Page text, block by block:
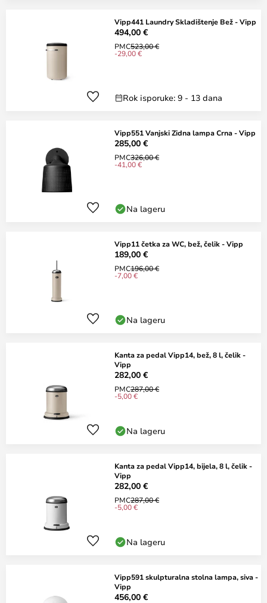
Vipp441 Laundry Skladištenje Bež - Vipp
494,00 €
PMC523,00 €
-29,00 €
Rok isporuke: 9 - 13 dana
Vipp551 Vanjski Zidna lampa Crna - Vipp
285,00 €
PMC326,00 €
-41,00 €
Na lageru
Vipp11 četka za WC, bež, čelik - Vipp
189,00 €
PMC196,00 €
-7,00 €
Na lageru
Kanta za pedal Vipp14, bež, 8 l, čelik -
Vipp
282,00 €
PMC287,00 €
-5,00 €
Na lageru
Kanta za pedal Vipp14, bijela, 8 l, čelik -
Vipp
282,00 €
PMC287,00 €
-5,00 €
Na lageru
Vipp591 skulpturalna stolna lampa, siva -
Vipp
456,00 €